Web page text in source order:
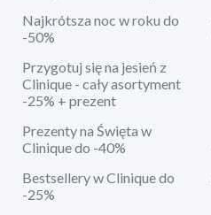
Najkrótsza noc w roku do
-50%
Przygotuj się na jesień z
Clinique - cały asortyment
-25% + prezent
Prezenty na Święta w
Clinique do -40%
Bestsellery w Clinique do
-25%